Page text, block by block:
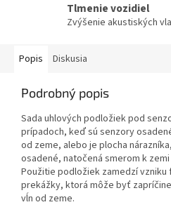
Tlmenie vozidiel
Zvýšenie akustiských
Popis Diskusia
Podrobný popis
Sada uhlových podložiek pod
prípadoch, keď sú senzory
od zeme, alebo je plocha
osadené, natočená smerom k
Použitie podložiek zamedzí vzniku
prekážky, ktorá môže byť
vĺn od zeme.